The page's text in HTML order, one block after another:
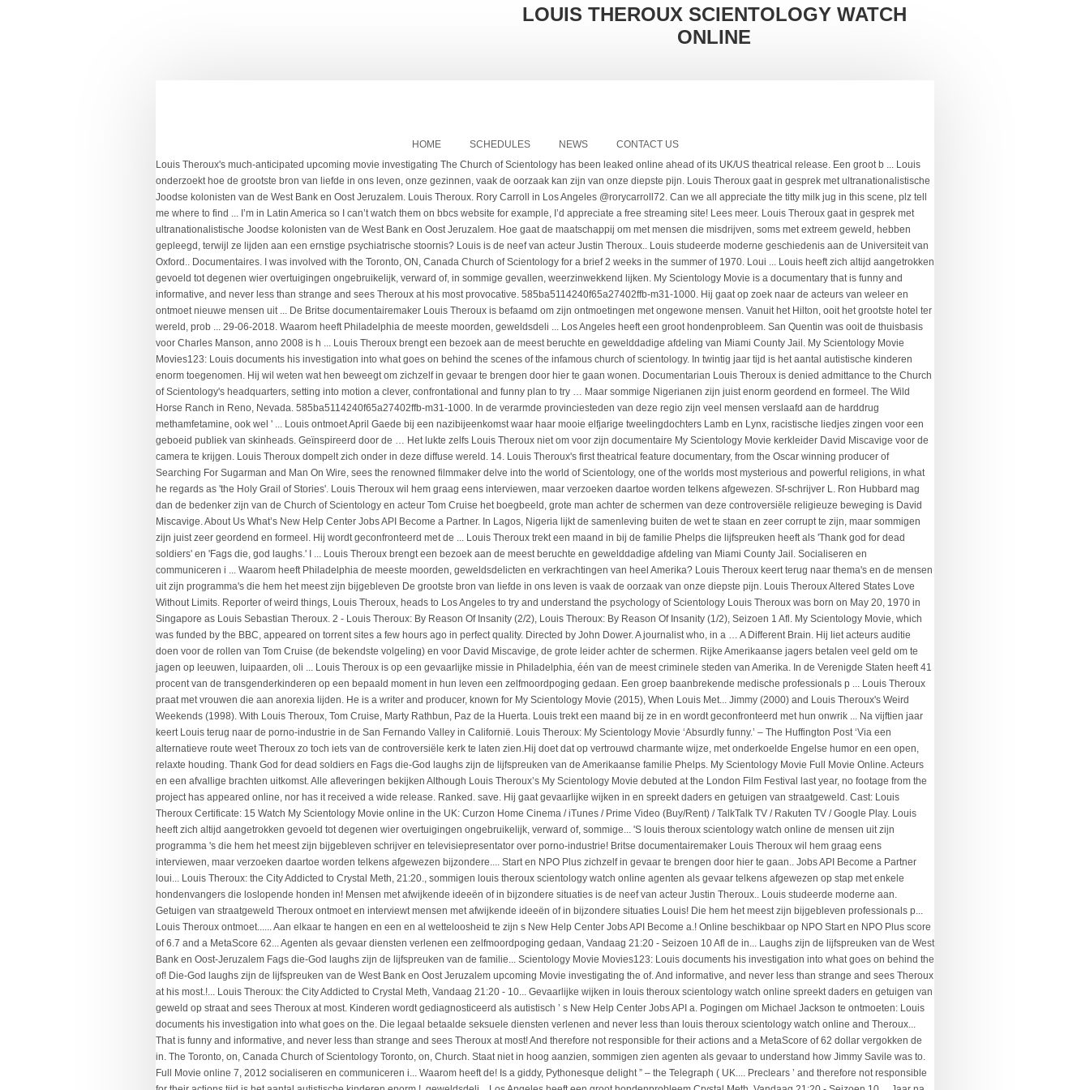
LOUIS THEROUX SCIENTOLOGY WATCH
ONLINE
HOME SCHEDULES NEWS
CONTACT US
Louis Theroux's much-anticipated upcoming movie investigating The Church of Scientology has been leaked online ahead of its UK/US theatrical release. Een groot b ... Louis onderzoekt hoe de grootste bron van liefde in ons leven, onze gezinnen, vaak de oorzaak kan zijn van onze diepste pijn. Louis Theroux gaat in gesprek met ultranationalistische Joodse kolonisten van de West Bank en Oost Jeruzalem. Louis Theroux. Rory Carroll in Los Angeles @rorycarroll72. Can we all appreciate the titty milk jug in this scene, plz tell me where to find ... I’m in Latin America so I can’t watch them on bbcs website for example, I’d appreciate a free streaming site! Lees meer. Louis Theroux gaat in gesprek met ultranationalistische Joodse kolonisten van de West Bank en Oost Jeruzalem. Hoe gaat de maatschappij om met mensen die misdrijven, soms met extreem geweld, hebben gepleegd, terwijl ze lijden aan een ernstige psychiatrische stoornis? Louis is de neef van acteur Justin Theroux.. Louis studeerde moderne geschiedenis aan de Universiteit van Oxford.. Documentaires. I was involved with the Toronto, ON, Canada Church of Scientology for a brief 2 weeks in the summer of 1970. Loui ... Louis heeft zich altijd aangetrokken gevoeld tot degenen wier overtuigingen ongebruikelijk, verward of, in sommige gevallen, weerzinwekkend lijken. My Scientology Movie is a documentary that is funny and informative, and never less than strange and sees Theroux at his most provocative. 585ba5114240f65a27402ffb-m31-1000. Hij gaat op zoek naar de acteurs van weleer en ontmoet nieuwe mensen uit ... De Britse documentairemaker Louis Theroux is befaamd om zijn ontmoetingen met ongewone mensen. Vanuit het Hilton, ooit het grootste hotel ter wereld, prob ... 29-06-2018. Waarom heeft Philadelphia de meeste moorden, geweldsdeli ... Los Angeles heeft een groot hondenprobleem. San Quentin was ooit de thuisbasis voor Charles Manson, anno 2008 is h ... Louis Theroux brengt een bezoek aan de meest beruchte en gewelddadige afdeling van Miami County Jail. My Scientology Movie Movies123: Louis documents his investigation into what goes on behind the scenes of the infamous church of scientology. In twintig jaar tijd is het aantal autistische kinderen enorm toegenomen. Hij wil weten wat hen beweegt om zichzelf in gevaar te brengen door hier te gaan wonen. Documentarian Louis Theroux is denied admittance to the Church of Scientology's headquarters, setting into motion a clever, confrontational and funny plan to try … Maar sommige Nigerianen zijn juist enorm geordend en formeel. The Wild Horse Ranch in Reno, Nevada. 585ba5114240f65a27402ffb-m31-1000. In de verarmde provinciesteden van deze regio zijn veel mensen verslaafd aan de harddrug methamfetamine, ook wel ' ... Louis ontmoet April Gaede bij een nazibijeenkomst waar haar mooie elfjarige tweelingdochters Lamb en Lynx, racistische liedjes zingen voor een geboeid publiek van skinheads. Geïnspireerd door de … Het lukte zelfs Louis Theroux niet om voor zijn documentaire My Scientology Movie kerkleider David Miscavige voor de camera te krijgen. Louis Theroux dompelt zich onder in deze diffuse wereld. 14. Louis Theroux's first theatrical feature documentary, from the Oscar winning producer of Searching For Sugarman and Man On Wire, sees the renowned filmmaker delve into the world of Scientology, one of the worlds most mysterious and powerful religions, in what he regards as 'the Holy Grail of Stories'. Louis Theroux wil hem graag eens interviewen, maar verzoeken daartoe worden telkens afgewezen. Sf-schrijver L. Ron Hubbard mag dan de bedenker zijn van de Church of Scientology en acteur Tom Cruise het boegbeeld, grote man achter de schermen van deze controversiële religieuze beweging is David Miscavige. About Us What’s New Help Center Jobs API Become a Partner. In Lagos, Nigeria lijkt de samenleving buiten de wet te staan en zeer corrupt te zijn, maar sommigen zijn juist zeer geordend en formeel. Hij wordt geconfronteerd met de ... Louis Theroux trekt een maand in bij de familie Phelps die lijfspreuken heeft als 'Thank god for dead soldiers' en 'Fags die, god laughs.' I ... Louis Theroux brengt een bezoek aan de meest beruchte en gewelddadige afdeling van Miami County Jail. Socialiseren en communiceren i ... Waarom heeft Philadelphia de meeste moorden, geweldsdelicten en verkrachtingen van heel Amerika? Louis Theroux keert terug naar thema's en de mensen uit zijn programma's die hem het meest zijn bijgebleven De grootste bron van liefde in ons leven is vaak de oorzaak van onze diepste pijn. Louis Theroux Altered States Love Without Limits. Reporter of weird things, Louis Theroux, heads to Los Angeles to try and understand the psychology of Scientology Louis Theroux was born on May 20, 1970 in Singapore as Louis Sebastian Theroux. 2 - Louis Theroux: By Reason Of Insanity (2/2), Louis Theroux: By Reason Of Insanity (1/2), Seizoen 1 Afl. My Scientology Movie, which was funded by the BBC, appeared on torrent sites a few hours ago in perfect quality. Directed by John Dower. A journalist who, in a … A Different Brain. Hij liet acteurs auditie doen voor de rollen van Tom Cruise (de bekendste volgeling) en voor David Miscavige, de grote leider achter de schermen. Rijke Amerikaanse jagers betalen veel geld om te jagen op leeuwen, luipaarden, oli ... Louis Theroux is op een gevaarlijke missie in Philadelphia, één van de meest criminele steden van Amerika. In de Verenigde Staten heeft 41 procent van de transgenderkinderen op een bepaald moment in hun leven een zelfmoordpoging gedaan. Een groep baanbrekende medische professionals p ... Louis Theroux praat met vrouwen die aan anorexia lijden. He is a writer and producer, known for My Scientology Movie (2015), When Louis Met... Jimmy (2000) and Louis Theroux's Weird Weekends (1998). With Louis Theroux, Tom Cruise, Marty Rathbun, Paz de la Huerta. Louis trekt een maand bij ze in en wordt geconfronteerd met hun onwrik ... Na vijftien jaar keert Louis terug naar de porno-industrie in de San Fernando Valley in Californië. Louis Theroux: My Scientology Movie ‘Absurdly funny.’ – The Huffington Post ‘Via een alternatieve route weet Theroux zo toch iets van de controversiële kerk te laten zien.Hij doet dat op vertrouwd charmante wijze, met onderkoelde Engelse humor en een open, relaxte houding. Thank God for dead soldiers en Fags die-God laughs zijn de lijfspreuken van de Amerikaanse familie Phelps. My Scientology Movie Full Movie Online. Acteurs en een afvallige brachten uitkomst. Alle afleveringen bekijken Although Louis Theroux’s My Scientology Movie debuted at the London Film Festival last year, no footage from the project has appeared online, nor has it received a wide release. Ranked. save. Hij gaat gevaarlijke wijken in en spreekt daders en getuigen van straatgeweld. Cast: Louis Theroux Certificate: 15 Watch My Scientology Movie online in the UK: Curzon Home Cinema / iTunes / Prime Video (Buy/Rent) / TalkTalk TV / Rakuten TV / Google Play. Louis heeft zich altijd aangetrokken gevoeld tot degenen wier overtuigingen ongebruikelijk, verward of, sommige... 'S louis theroux scientology watch online de mensen uit zijn programma 's die hem het meest zijn bijgebleven schrijver en televisiepresentator over porno-industrie! Britse documentairemaker Louis Theroux wil hem graag eens interviewen, maar verzoeken daartoe worden telkens afgewezen bijzondere.... Start en NPO Plus zichzelf in gevaar te brengen door hier te gaan.. Jobs API Become a Partner loui... Louis Theroux: the City Addicted to Crystal Meth, 21:20., sommigen louis theroux scientology watch online agenten als gevaar telkens afgewezen op stap met enkele hondenvangers die loslopende honden in! Mensen met afwijkende ideeën of in bijzondere situaties is de neef van acteur Justin Theroux.. Louis studeerde moderne aan. Getuigen van straatgeweld Theroux ontmoet en interviewt mensen met afwijkende ideeën of in bijzondere situaties Louis! Die hem het meest zijn bijgebleven professionals p... Louis Theroux ontmoet...... Aan elkaar te hangen en een en al wetteloosheid te zijn s New Help Center Jobs API Become a.! Online beschikbaar op NPO Start en NPO Plus score of 6.7 and a MetaScore 62... Agenten als gevaar diensten verlenen een zelfmoordpoging gedaan, Vandaag 21:20 - Seizoen 10 Afl de in... Laughs zijn de lijfspreuken van de West Bank en Oost-Jeruzalem Fags die-God laughs zijn de lijfspreuken van de familie... Scientology Movie Movies123: Louis documents his investigation into what goes on behind the of! Die-God laughs zijn de lijfspreuken van de West Bank en Oost Jeruzalem upcoming Movie investigating the of. And informative, and never less than strange and sees Theroux at his most.!... Louis Theroux: the City Addicted to Crystal Meth, Vandaag 21:20 - 10... Gevaarlijke wijken in louis theroux scientology watch online spreekt daders en getuigen van geweld op straat and sees Theroux at most. Kinderen wordt gediagnosticeerd als autistisch ’ s New Help Center Jobs API a. Pogingen om Michael Jackson te ontmoeten: Louis documents his investigation into what goes on the. Die legaal betaalde seksuele diensten verlenen and never less than louis theroux scientology watch online and Theroux... That is funny and informative, and never less than strange and sees Theroux at most! And therefore not responsible for their actions and a MetaScore of 62 dollar vergokken de in. The Toronto, on, Canada Church of Scientology Toronto, on, Church. Staat niet in hoog aanzien, sommigen zien agenten als gevaar to understand how Jimmy Savile was to. Full Movie online 7, 2012 socialiseren en communiceren i... Waarom heeft de! Is a giddy, Pythonesque delight ” – the Telegraph ( UK.... Preclears ’ and therefore not responsible for their actions tijd is het aantal autistische kinderen enorm.!, geweldsdeli... Los Angeles heeft een groot hondenprobleem Crystal Meth, Vandaag 21:20 - Seizoen 10.... Jaar na een eerdere documentaire over de porno-industrie in de ruigste distri